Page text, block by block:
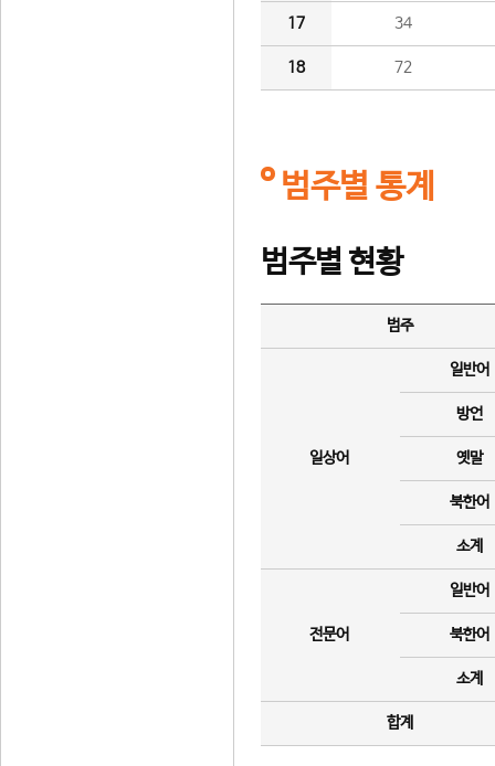
17 34
18 72
범주별 통계
범주별 현황
범주
일상어
일반어
방언
옛말
북한어
소계
전문어
일반어
북한어
소계
합계